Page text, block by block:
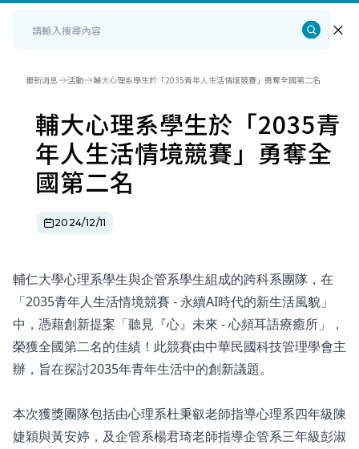
最新消息 活動 輔大心理系學生於「2035青年人生活情境競賽」勇奪全國第二名
輔大心理系學生於「2035青
年人生活情境競賽」勇奪全
國第二名
2024/12/11
輔仁大學心理系學生與企管系學生組成的跨科系團隊，在
「2035青年人生活情境競賽 - 永續AI時代的新生活風貌」
中，憑藉創新提案「聽見『心』未來 - 心頻耳語療癒所」，
榮獲全國第二名的佳績！此競賽由中華民國科技管理學會主
辦，旨在探討2035年青年生活中的創新議題。
本次獲獎團隊包括由心理系杜秉叡老師指導心理系四年級陳
婕穎與黃安婷，及企管系楊君琦老師指導企管系三年級彭淑